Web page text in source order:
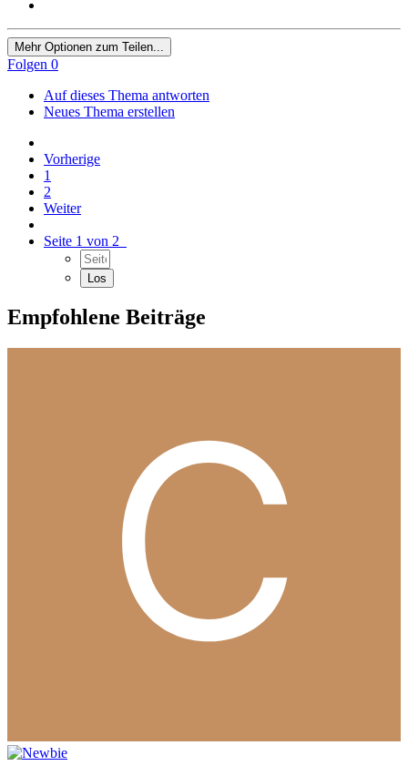
Mehr Optionen zum Teilen...
Folgen 0
Auf dieses Thema antworten
Neues Thema erstellen
Vorherige
1
2
Weiter
Seite 1 von 2
Empfohlene Beiträge